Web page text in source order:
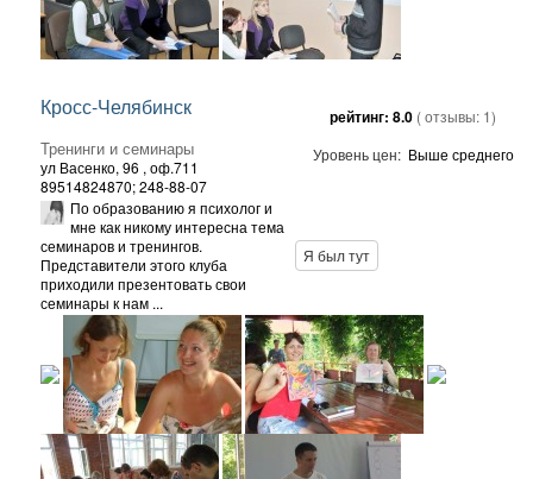
Кросс-Челябинск
Тренинги и семинары
ул Васенко, 96 , оф.711
89514824870; 248-88-07
рейтинг: 8.0 ( отзывы: 1)
Уровень цен: Выше среднего
По образованию я психолог и
мне как никому интересна тема
семинаров и тренингов.
Представители этого клуба
приходили презентовать свои
семинары к нам ...
Я был тут